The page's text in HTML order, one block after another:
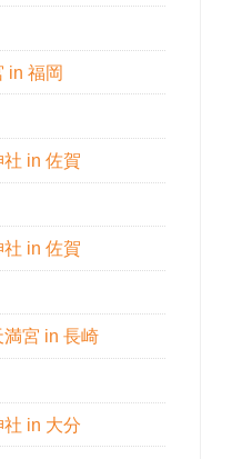
in 福岡
in 佐賀
in 佐賀
宮 in 長崎
in 大分